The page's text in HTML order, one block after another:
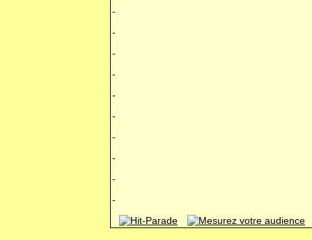
-
-
-
-
-
-
-
-
-
-